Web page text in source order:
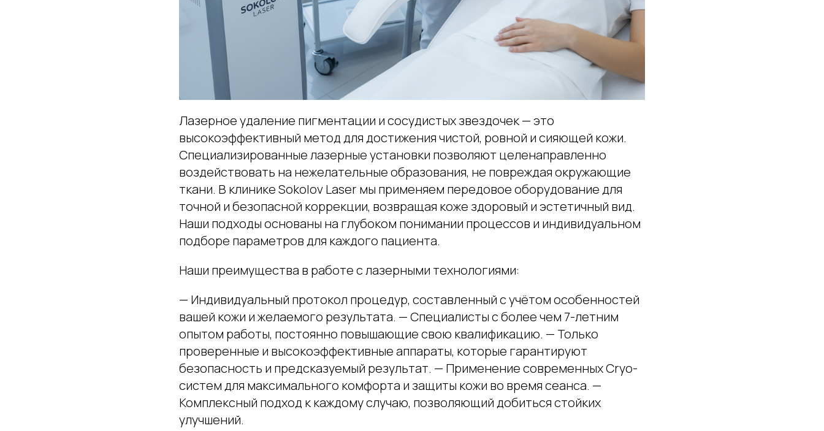
Лазерное удаление пигментации и сосудистых звездочек — это
высокоэффективный метод для достижения чистой, ровной и сияющей кожи.
Специализированные лазерные установки позволяют целенаправленно
воздействовать на нежелательные образования, не повреждая окружающие
ткани. В клинике Sokolov Laser мы применяем передовое оборудование для
точной и безопасной коррекции, возвращая коже здоровый и эстетичный вид.
Наши подходы основаны на глубоком понимании процессов и индивидуальном
подборе параметров для каждого пациента.
Наши преимущества в работе с лазерными технологиями:
— Индивидуальный протокол процедур, составленный с учётом особенностей
вашей кожи и желаемого результата. — Специалисты с более чем 7-летним
опытом работы, постоянно повышающие свою квалификацию. — Только
проверенные и высокоэффективные аппараты, которые гарантируют
безопасность и предсказуемый результат. — Применение современных Cryo-
систем для максимального комфорта и защиты кожи во время сеанса. —
Комплексный подход к каждому случаю, позволяющий добиться стойких
улучшений.